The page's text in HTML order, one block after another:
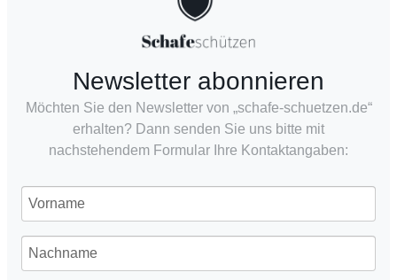
Newsletter abonnieren
Möchten Sie den Newsletter von „schafe-schuetzen.de“
erhalten? Dann senden Sie uns bitte mit
nachstehendem Formular Ihre Kontaktangaben: